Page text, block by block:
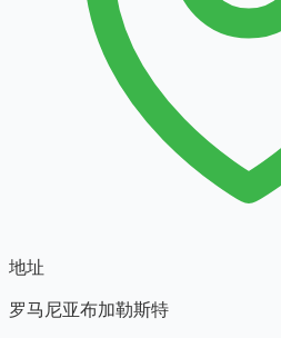
地址
罗马尼亚布加勒斯特